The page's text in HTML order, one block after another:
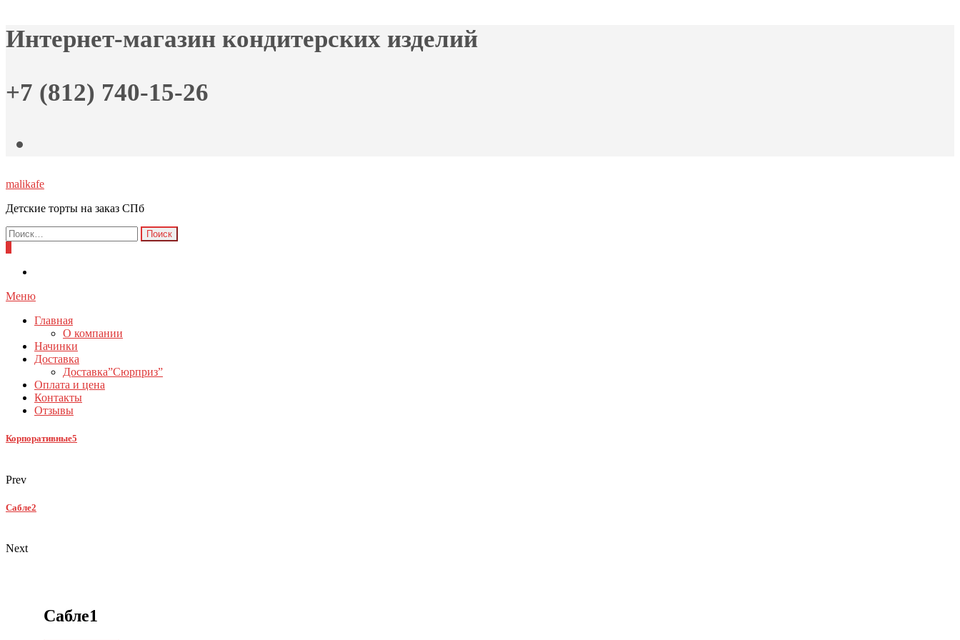
Skip
to
Интернет-магазин кондитерских изделий
+7 (812) 740-15-26
malikafe
Детские торты на заказ СПб
Найти:
Меню
Главная
О компании
Начинки
Доставка
Доставка”Сюрприз”
Оплата и цена
Контакты
Отзывы
Корпоративные5
Prev
Сабле2
Next
Сабле1